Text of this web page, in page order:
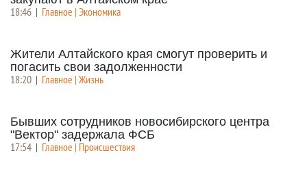
18:46 | Главное | Экономика
Жители Алтайского края смогут проверить и
погасить свои задолженности
18:20 | Главное | Жизнь
Бывших сотрудников новосибирского центра
"Вектор" задержала ФСБ
17:54 | Главное | Происшествия